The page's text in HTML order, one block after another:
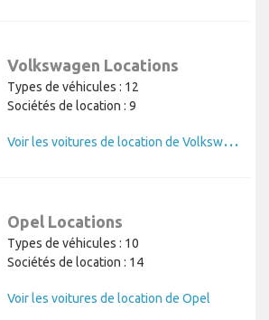
Volkswagen Locations
Types de véhicules : 12
Sociétés de location : 9
V
oir les voitures de location de Volkswagen
Opel Locations
Types de véhicules : 10
Sociétés de location : 14
Voir les voitures de location de Opel